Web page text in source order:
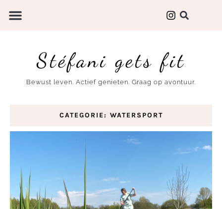
Stéfani gets fit
Bewust leven. Actief genieten. Graag op avontuur.
CATEGORIE: WATERSPORT